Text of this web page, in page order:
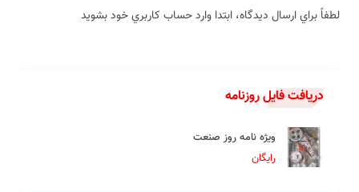
لطفاً براي ارسال دیدگاه، ابتدا وارد حساب كاربري خود بشويد
دریافت فایل روزنامه
ویژه نامه روز صنعت
رایگان